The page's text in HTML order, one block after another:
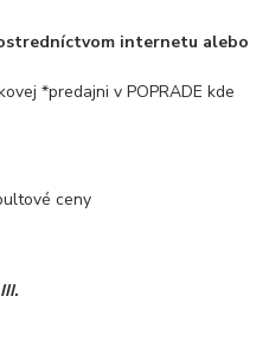
internetu alebo
*predajni v POPRADE kde
ceny